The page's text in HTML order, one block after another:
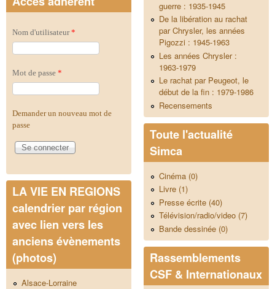
Nom d'utilisateur*
Mot de passe *
Demander un nouveau mot de
passe
LA VIE EN REGIONS
calendrier par région
avec lien vers les
anciens évènements
(photos)
Alsace-Lorraine
guerre : 1935-1945
De la libération au rachat
par Chrysler, les années
Pigozzi : 1945-1963
Les années Chrysler :
1963-1979
Le rachat par Peugeot, le
début de la fin : 1979-1986
Recensements
Toute l'actualité
Simca
Cinéma (0)
Livre (1)
Presse écrite (40)
Télévision/radio/video (7)
Bande dessinée (0)
Rassemblements
CSF & Internationaux